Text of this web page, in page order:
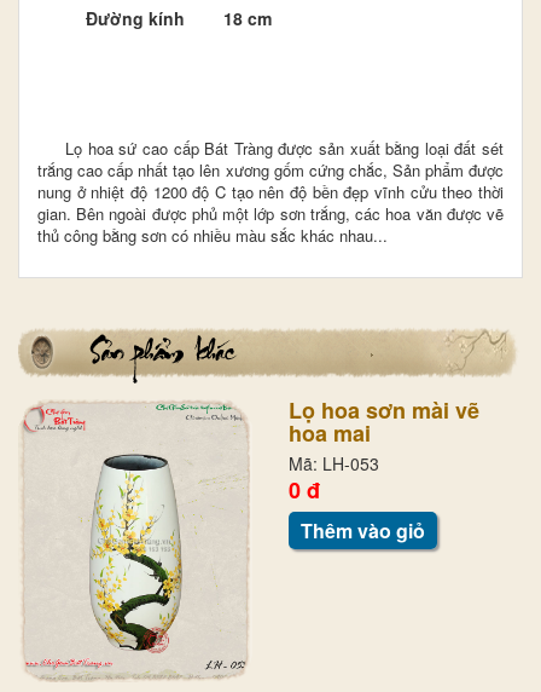
Đường kính
18 cm
Lọ hoa sứ cao cấp Bát Tràng được sản xuất bằng loại đất sét
trắng cao cấp nhất tạo lên xương gốm cứng chắc, Sản phẩm được
nung ở nhiệt độ 1200 độ C tạo nên độ bền đẹp vĩnh cửu theo thời
gian. Bên ngoài được phủ một lớp sơn trắng, các hoa văn được vẽ
thủ công bằng sơn có nhiều màu sắc khác nhau...
Lọ hoa sơn mài vẽ
hoa mai
Mã: LH-053
0 đ
Thêm vào giỏ